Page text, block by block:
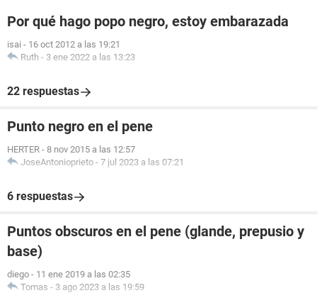
Por qué hago popo negro, estoy embarazada
isai - 16 oct 2012 a las 19:21
Ruth - 3 ene 2022 a las 13:23
22 respuestas
Punto negro en el pene
HERTER - 8 nov 2015 a las 12:57
JoseAntonioprieto - 7 jul 2023 a las 07:21
6 respuestas
Puntos obscuros en el pene (glande, prepusio y
base)
diego - 11 ene 2019 a las 02:35
Tomas - 3 ago 2023 a las 19:59